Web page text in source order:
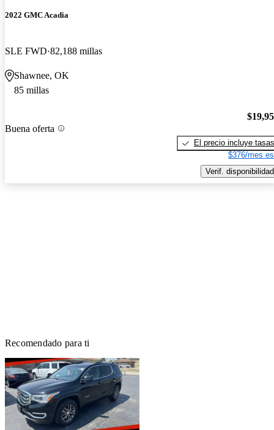
2022 GMC Acadia
SLE FWD 82,188 millas
Shawnee, OK
85 millas
Buena oferta
El precio incluye tasas
$376/mes
Verif. disponibilidad
Recomendado para ti